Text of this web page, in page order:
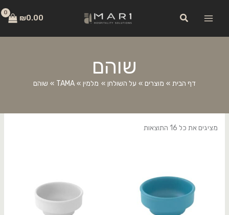
חיפוש ₪0.00
שוהם
דף הבית מוצרים על השולחן מלמין TAMA שוהם
מציגים את כל ⁦16⁩ התוצאות